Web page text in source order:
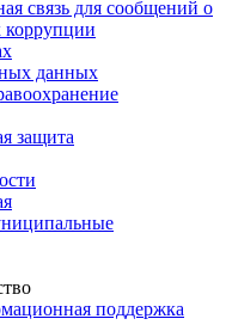
связь для сообщений о
коррупции
данных
защита
поддержка